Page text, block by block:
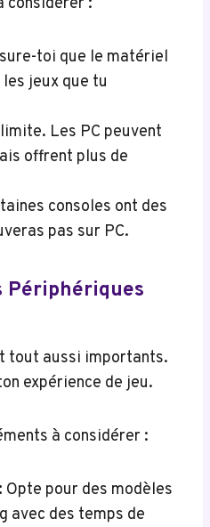
considérer :
toi que le matériel
jeux que tu
Les PC peuvent
offrent plus de
consoles ont des
pas sur PC.
Périphériques
tout aussi importants.
expérience de jeu.
à considérer :
Opte pour des modèles
avec des temps de